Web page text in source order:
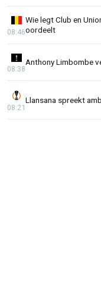
Wie legt Club en
oordeelt
08:46
Anthony Limbombe
08:38
Llansana spreekt
08:21